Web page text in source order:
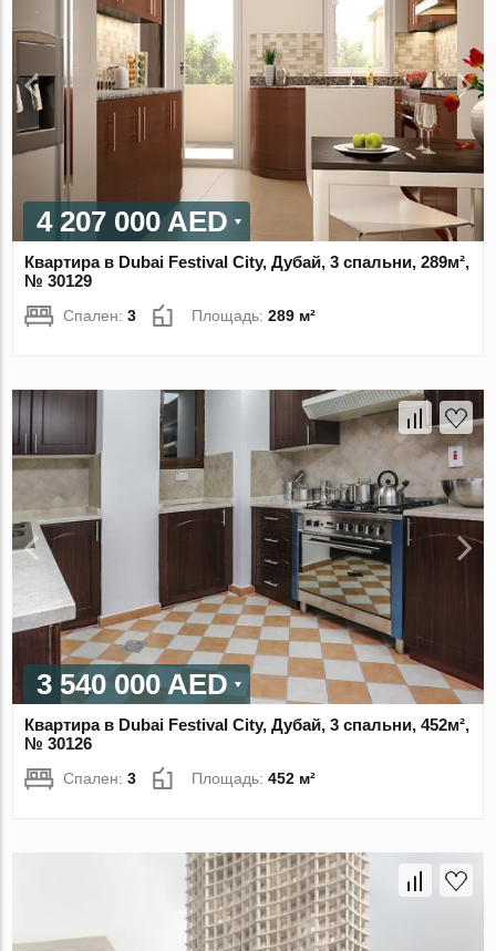
4 207 000 AED
Квартира в Dubai Festival City, Дубай, 3 спальни, 289м²,
№ 30129
Спален:3 Площадь:289 м²
3 540 000 AED
Квартира в Dubai Festival City, Дубай, 3 спальни, 452м²,
№ 30126
Спален:3 Площадь:452 м²